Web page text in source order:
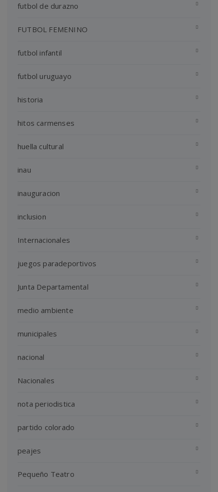
futbol de durazno
FUTBOL FEMENINO
futbol infantil
futbol uruguayo
historia
hitos carmenses
huella cultural
inau
inauguracion
inclusion
Internacionales
juegos paradeportivos
Junta Departamental
medio ambiente
municipales
nacional
Nacionales
nota periodistica
partido colorado
peajes
Pequeño Teatro